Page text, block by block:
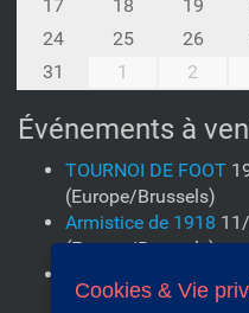
17
18 19
24
25 26
31
1 2
Événements à
TOURNOI DE FOOT
(Europe/Brussels)
Armistice de 1918
(Europe/Brussels)
(Europe/Brussels)
Cookies & Vie